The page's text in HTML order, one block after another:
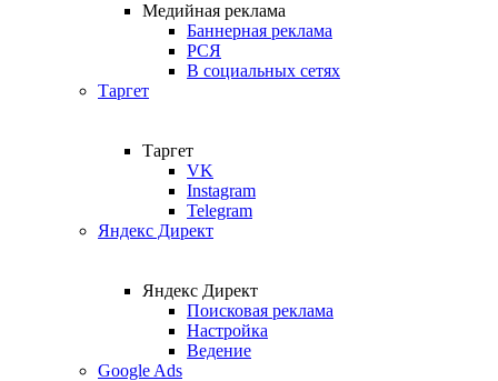
Медийная реклама
Баннерная реклама
РСЯ
В социальных сетях
Таргет
Таргет
VK
Instagram
Telegram
Яндекс Директ
Яндекс Директ
Поисковая реклама
Настройка
Ведение
Google Ads